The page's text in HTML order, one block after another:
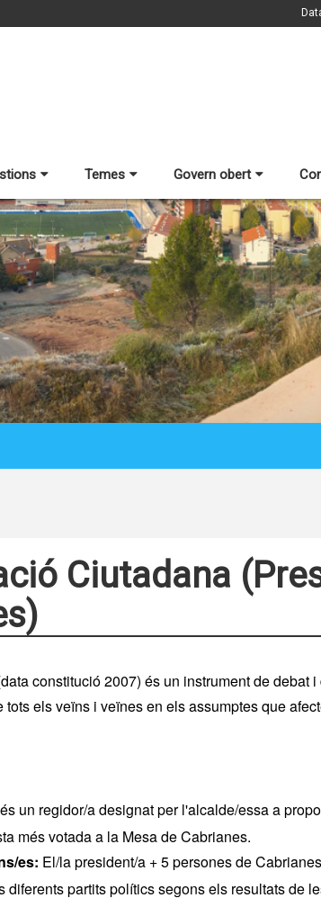
Temes Govern obert
Ciutadana
constitució 2007) és un instrument de debat i
els veïns i veïnes en els assumptes que
és un regidor/a designat per l'alcalde/essa a
més votada a la Mesa de Cabrianes.
es: El/la president/a + 5 persones de Cabrianes
diferents partits polítics segons els resultats de